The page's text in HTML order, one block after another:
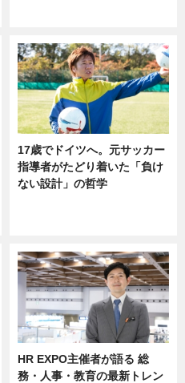
17歳でドイツへ。元サッカー
指導者がたどり着いた「負け
ない設計」の哲学
HR EXPO主催者が語る 総
務・人事・教育の最新トレン